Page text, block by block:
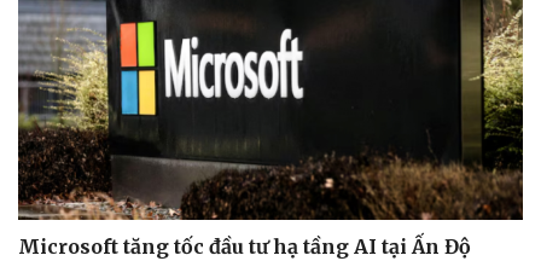
Microsoft tăng tốc đầu tư hạ tầng AI tại Ấn Độ